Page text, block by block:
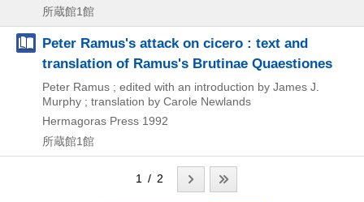
所蔵館1館
Peter Ramus's attack on cicero : text and
translation of Ramus's Brutinae Quaestiones
Peter Ramus ; edited with an introduction by James J.
Murphy ; translation by Carole Newlands
Hermagoras Press 1992
所蔵館1館
1 / 2